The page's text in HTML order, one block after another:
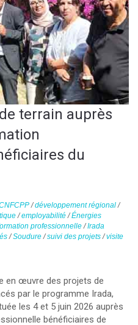
terrain auprès
du
/développement régional/
/employabilité/Énergies
professionnelle/Irada
/Soudure/suivi des projets/visite
en œuvre des projets de
par le programme Irada,
les 4 et 5 juin 2026 auprès
bénéficiaires de